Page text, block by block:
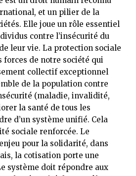
et un pilier de la
Elle joue un rôle essentiel
contre l’insécurité du
leur vie. La protection sociale
forces de notre société qui
collectif exceptionnel
de la population contre
(maladie, invalidité,
la santé de tous les
d’un système unifié. Cela
sociale renforcée. Le
pour la solidarité, dans
la cotisation porte une
système doit répondre aux